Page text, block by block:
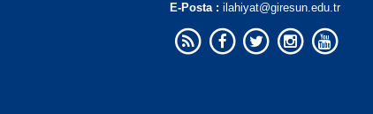
Sempozyumu/Şurası-I "Hacı Abdullah
E-Posta : ilahiyat@giresun.edu.tr